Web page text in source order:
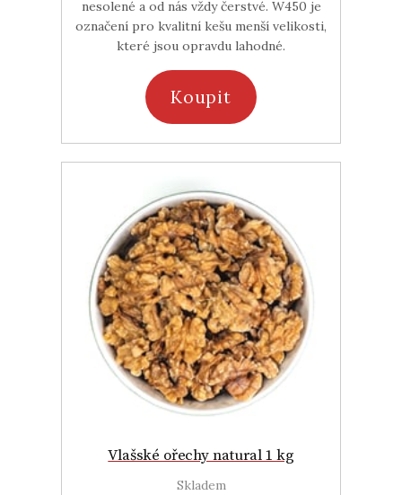
nesolené a od nás vždy čerstvé. W450 je
označení pro kvalitní kešu menší velikosti,
které jsou opravdu lahodné.
Koupit
Vlašské ořechy natural 1 kg
Skladem